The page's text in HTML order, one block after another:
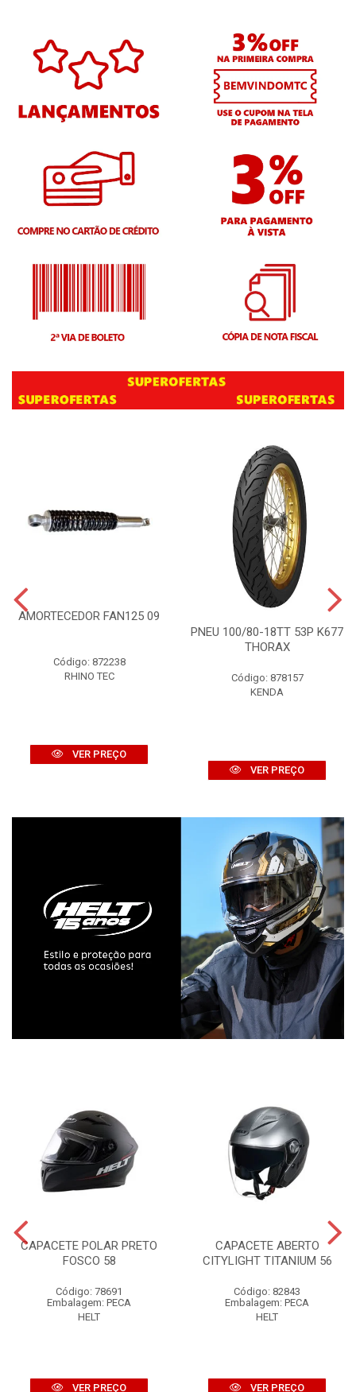
AMORTECEDOR FAN125 09
Código: 872238
RHINO TEC
VER PREÇO
PNEU 100/80-18TT 53P K677
THORAX
Código: 878157
KENDA
VER PREÇO
CAPACETE POLAR PRETO
FOSCO 58
Código: 78691
Embalagem: PECA
HELT
VER PREÇO
CAPACETE ABERTO
CITYLIGHT TITANIUM 56
Código: 82843
Embalagem: PECA
HELT
VER PREÇO